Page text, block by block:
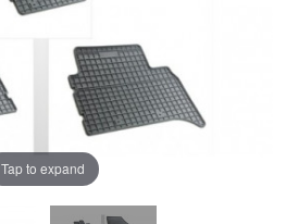
Tap to expand